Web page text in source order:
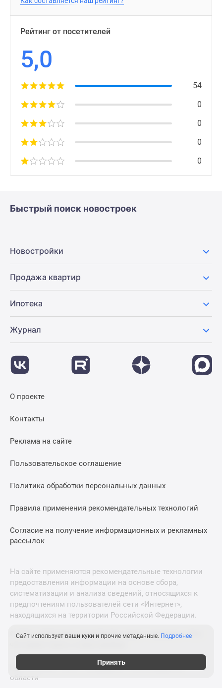
Рейтинг от посетителей
5,0
54
0
0
0
0
Быстрый поиск новостроек
Новостройки
Продажа квартир
Ипотека
Журнал
О проекте
Контакты
Реклама на сайте
Пользовательское соглашение
Политика обработки персональных данных
Правила применения рекомендательных технологий
Согласие на получение информационных и рекламных
рассылок
На сайте применяются рекомендательные технологии
предоставления информации на основе сбора,
систематизации и анализа сведений, относящихся к
предпочтениям пользователей сети «Интернет»,
находящихся на территории Российской Федерации.
© 2011—2026 Новострой-М. Все права защищены. Всё,
Новостройки Санкт-Петербурга и Ленинградской
области
Сайт использует ваши куки и прочие метаданные. Подробнее
Принять